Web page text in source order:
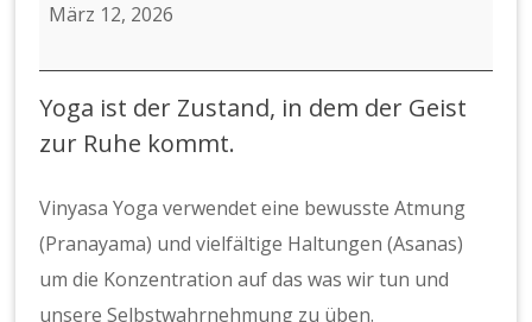
Vinyasa
Yoga
mit
März 12, 2026
Yoga ist der Zustand, in dem der Geist
zur Ruhe kommt.
Vinyasa Yoga verwendet eine bewusste Atmung
(Pranayama) und vielfältige Haltungen (Asanas)
um die Konzentration auf das was wir tun und
unsere Selbstwahrnehmung zu üben.